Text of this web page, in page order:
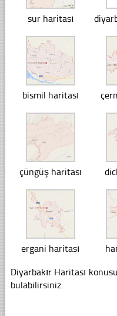
sur haritası
bismil haritası
çüngüş haritası
ergani haritası
Diyarbakır Haritası
bulabilirsiniz.